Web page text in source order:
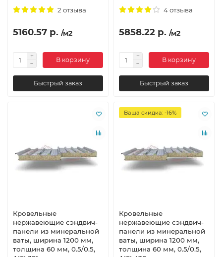
2 отзыва
5160.57 р. /м2
В корзину
Быстрый заказ
4 отзыва
5858.22 р. /м2
В корзину
Быстрый заказ
Кровельные
нержавеющие сэндвич-
панели из минеральной
ваты, ширина 1200 мм,
толщина 60 мм, 0.5/0.5,
Ваша скидка: -16%
Кровельные
нержавеющие сэндвич-
панели из минеральной
ваты, ширина 1200 мм,
толщина 60 мм, 0.5/0.5,